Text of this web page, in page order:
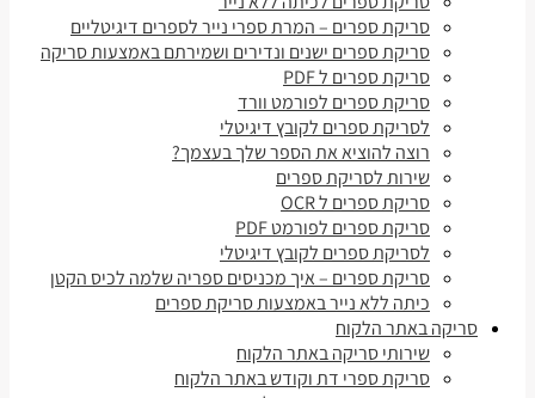
סריקת ספרים – המרת ספרי נייר לספרים דיגיטליים
סריקת ספרים ישנים ונדירים ושמירתם באמצעות סריקה
סריקת ספרים ל PDF
סריקת ספרים לפורמט וורד
לסריקת ספרים לקובץ דיגיטלי
רוצה להוציא את הספר שלך בעצמך?
שירות לסריקת ספרים
סריקת ספרים ל OCR
סריקת ספרים לפורמט PDF
לסריקת ספרים לקובץ דיגיטלי
סריקת ספרים – איך מכניסים ספריה שלמה לכיס הקטן
כיתה ללא נייר באמצעות סריקת ספרים
סריקה באתר הלקוח
שירותי סריקה באתר הלקוח
סריקת ספרי דת וקודש באתר הלקוח